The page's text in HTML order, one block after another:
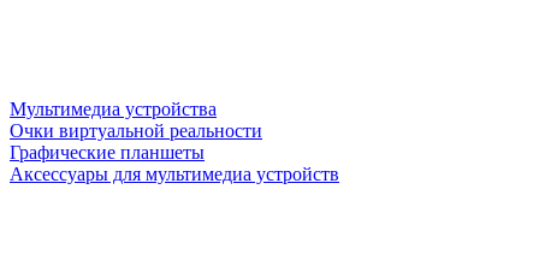
Мультимедиа устройства
Очки виртуальной реальности
Графические планшеты
Аксессуары для мультимедиа устройств